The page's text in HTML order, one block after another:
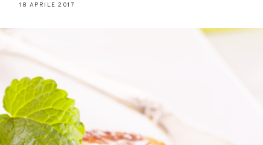
18 APRILE 2017